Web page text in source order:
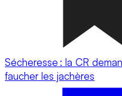
Sécheresse : la CR
faucher les jachères